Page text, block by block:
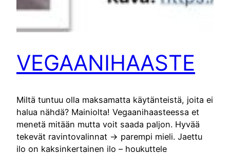
VEGAANIHAASTE
Miltä tuntuu olla maksamatta käytänteistä, joita ei
halua nähdä? Mainiolta! Vegaanihaasteessa et
menetä mitään mutta voit saada paljon. Hyvää
tekevät ravintovalinnat -> parempi mieli. Jaettu
ilo on kaksinkertainen ilo – houkuttele